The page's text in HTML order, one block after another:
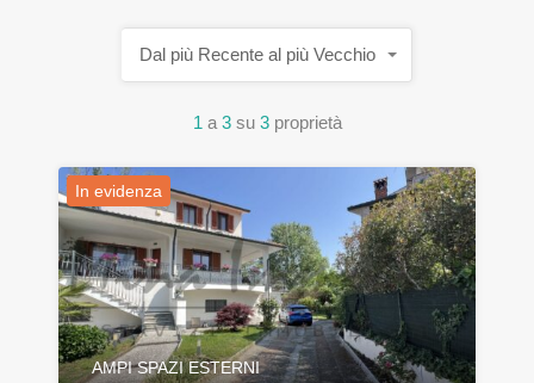
1 a 3 su 3 proprietà
Dal più Recente al più Vecchio
In evidenza
AMPI SPAZI ESTERNI